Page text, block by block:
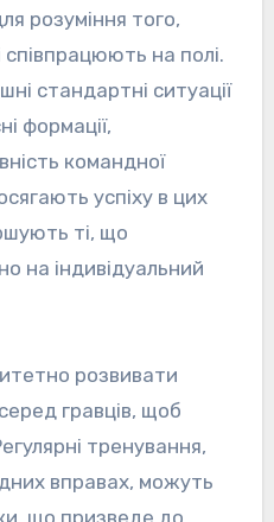
розуміння того,
співпрацюють на полі.
стандартні ситуації
формації,
командної
успіху в цих
ті, що
на індивідуальний
розвивати
гравців, щоб
тренування,
вправах, можуть